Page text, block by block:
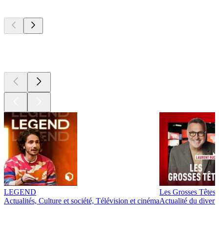
LEGEND
Actualités, Culture et société, Télévision et cinéma
Les Grosses Têtes
Actualité du